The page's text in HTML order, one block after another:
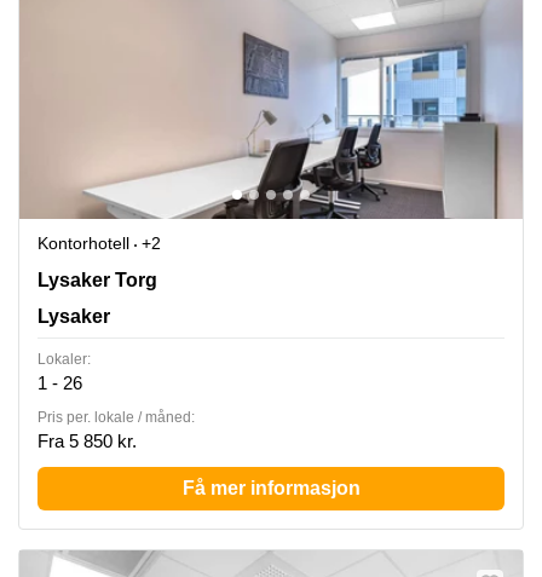
Kontorhotell
+2
Lysaker Torg 5,3rd floor, Lysaker
Lysaker Torg
Lysaker
Lokaler:
1 - 26
Pris per. lokale / måned:
Fra 5 850 kr.
Få mer informasjon